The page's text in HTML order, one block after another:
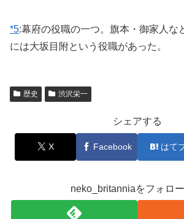
*5:幕府の役職の一つ。旗本・御家人な
には大坂目附という役職があった。
歴史 渋沢栄一
シェアする
X Facebook はて
neko_britanniaをフォロ